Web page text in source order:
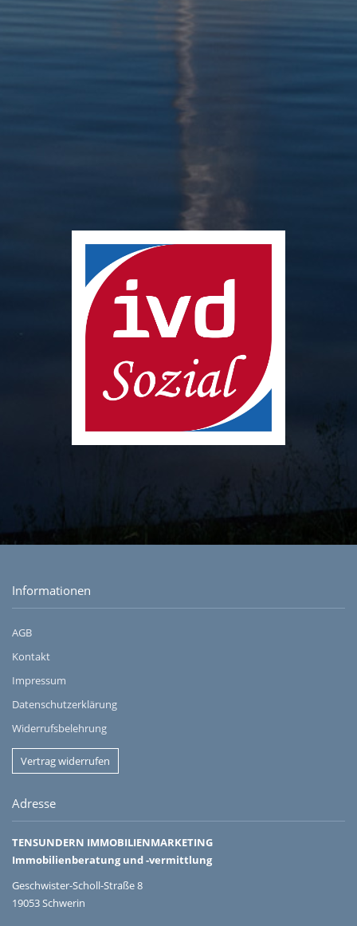
Informationen
AGB
Kontakt
Impressum
Datenschutzerklärung
Widerrufsbelehrung
Vertrag widerrufen
Adresse
TENSUNDERN IMMOBILIENMARKETING
Immobilienberatung und -vermittlung
Geschwister-Scholl-Straße 8
19053 Schwerin